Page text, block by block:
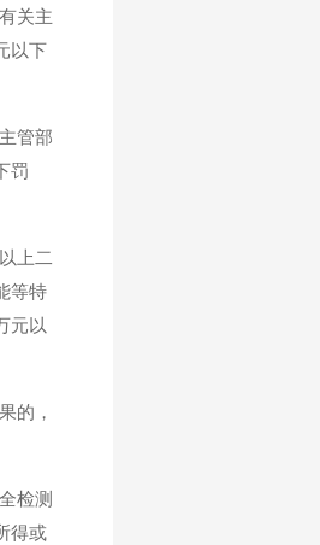
关主
以下
管部
罚
上二
等特
元以
的，
检测
得或